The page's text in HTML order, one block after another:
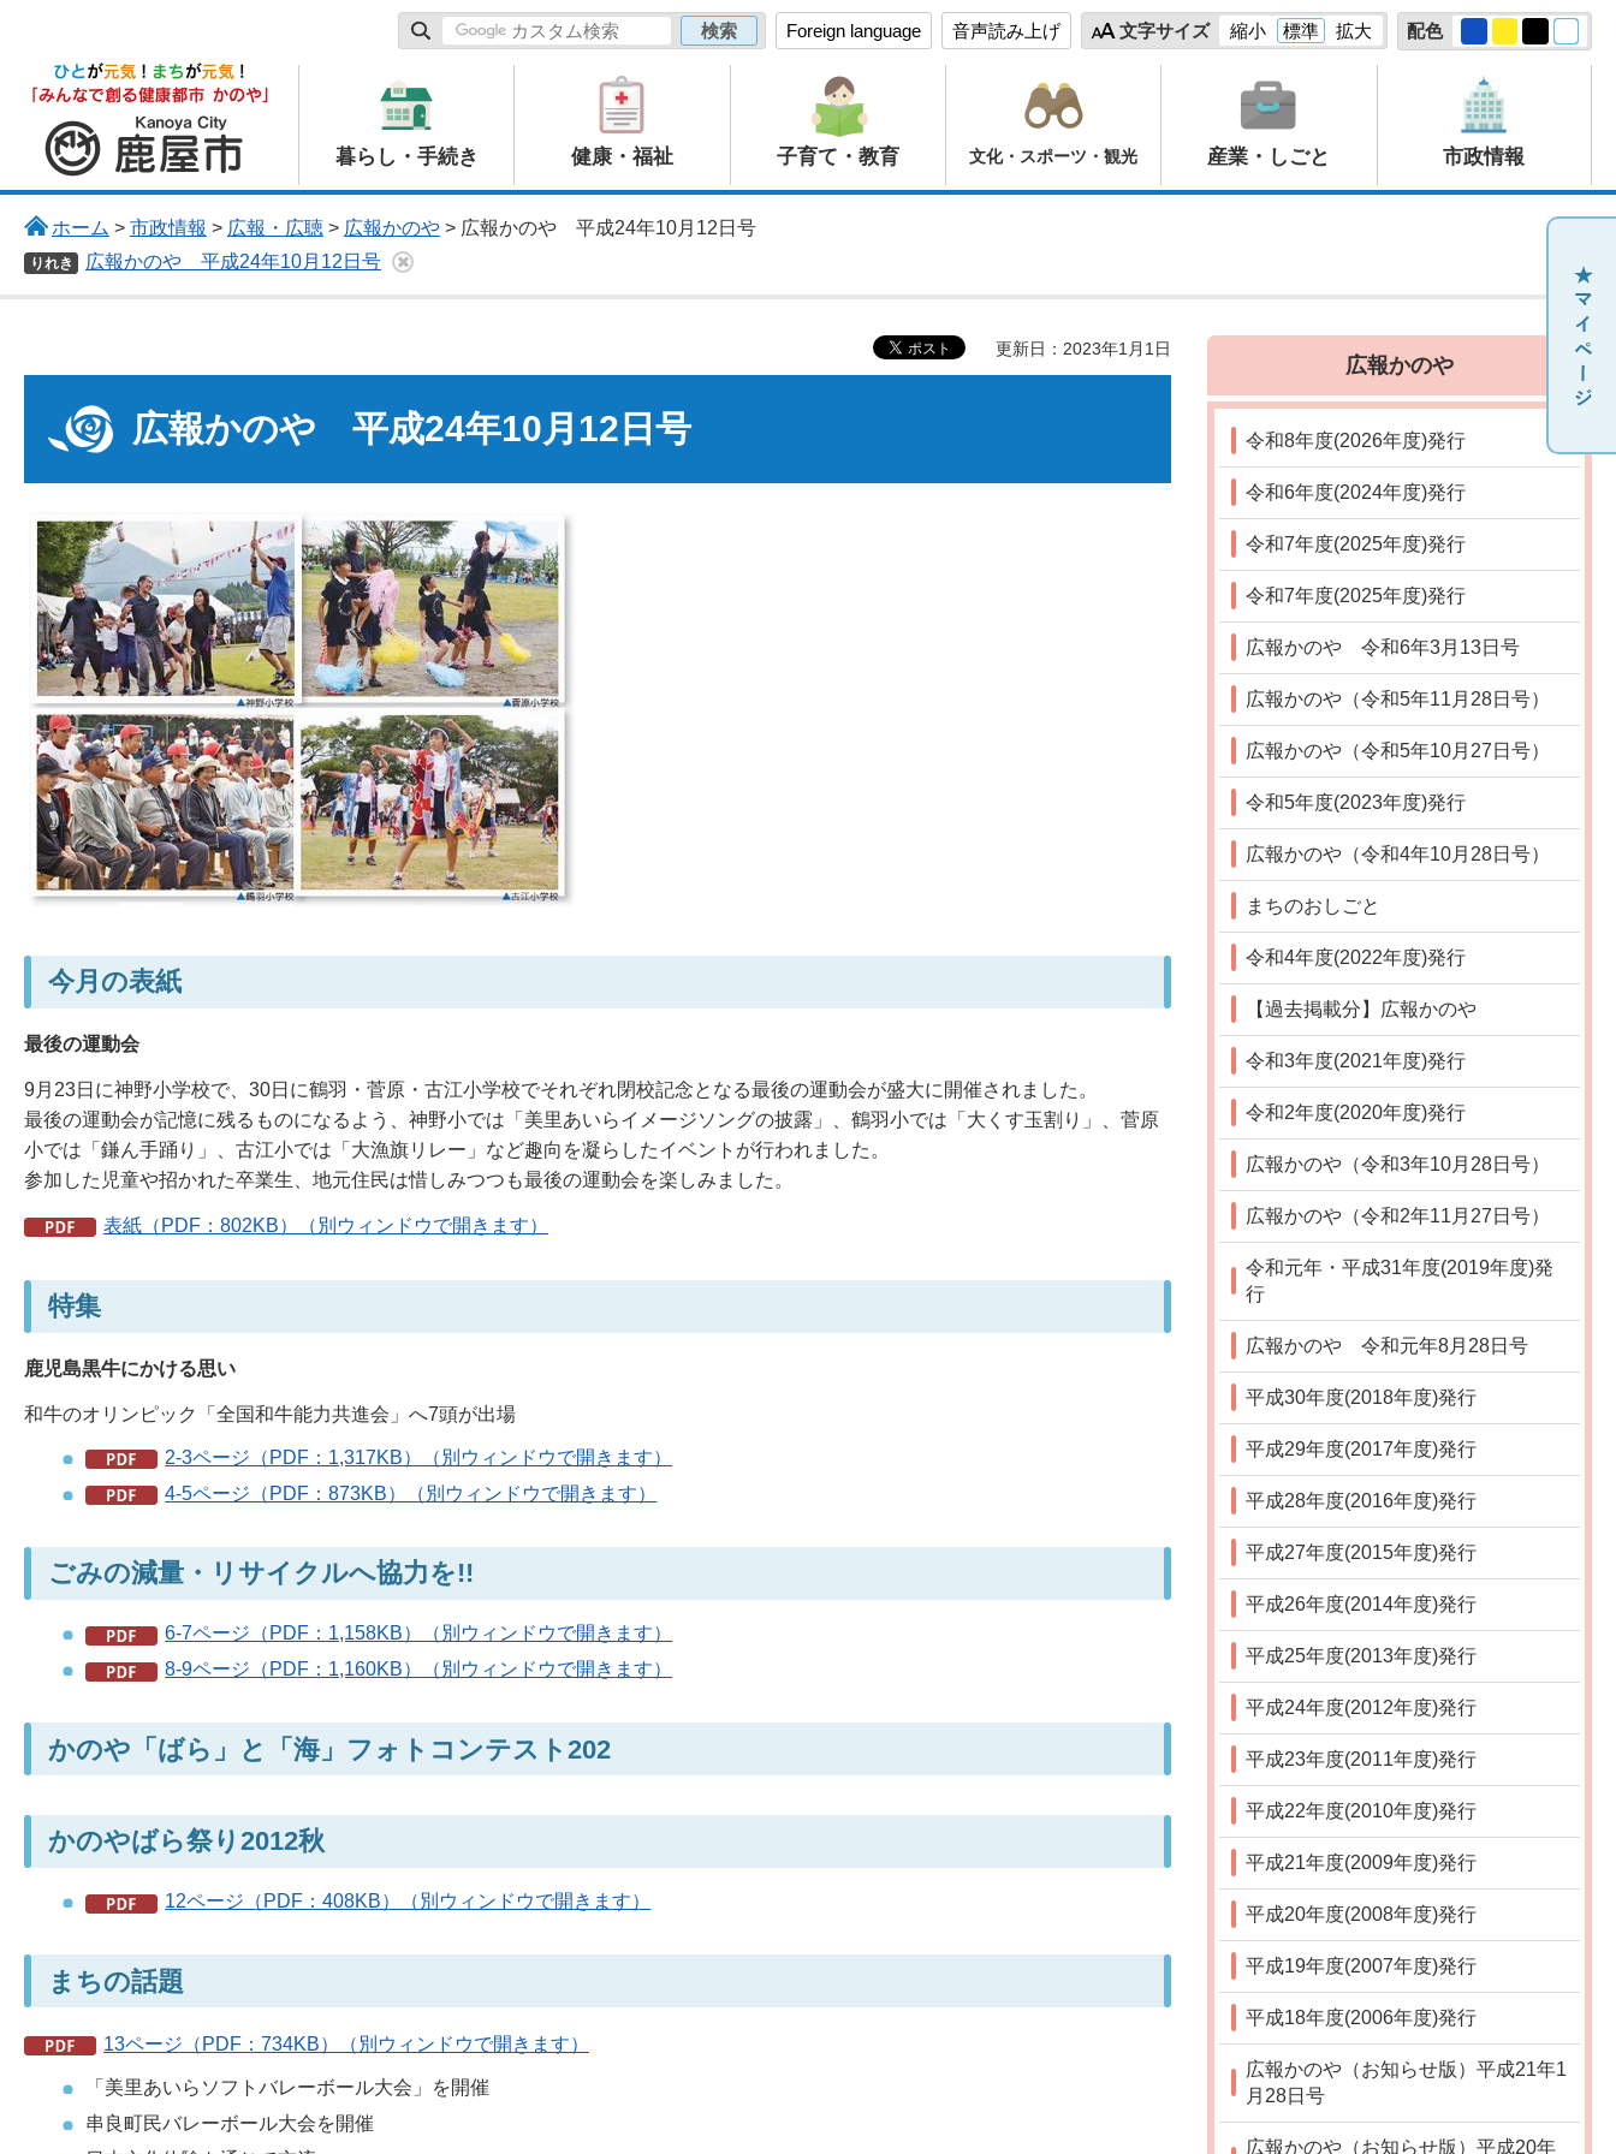
Foreign language 音声読み上げ 文字サイズ 縮小 標準 拡大 配色
鹿屋市
暮らし・手続き 健康・福祉 子育て・教育 文化・スポーツ・観光 産業・しごと 市政情報
ホーム > 市政情報 > 広報・広聴> 広報かのや> 広報かのや 平成24年10月12日号
りれき 広報かのや 平成24年10月12日号
更新日：2023年1月1日
広報かのや 平成24年10月12日号
今月の表紙
最後の運動会
9月23日に神野小学校で、30日に鶴羽・菅原・古江小学校でそれぞれ閉校記念となる最後の運動会が盛大に開催されました。
最後の運動会が記憶に残るものになるよう、神野小では「美里あいらイメージソングの披露」、鶴羽小では「大くす玉割り」、菅原
小では「鎌ん手踊り」、古江小では「大漁旗リレー」など趣向を凝らしたイベントが行われました。
参加した児童や招かれた卒業生、地元住民は惜しみつつも最後の運動会を楽しみました。
表紙（PDF：802KB）（別ウィンドウで開きます）
特集
鹿児島黒牛にかける思い
和牛のオリンピック「全国和牛能力共進会」へ7頭が出場
2-3ページ（PDF：1,317KB）（別ウィンドウで開きます）
4-5ページ（PDF：873KB）（別ウィンドウで開きます）
ごみの減量・リサイクルへ協力を!!
6-7ページ（PDF：1,158KB）（別ウィンドウで開きます）
8-9ページ（PDF：1,160KB）（別ウィンドウで開きます）
かのや「ばら」と「海」フォトコンテスト202
かのやばら祭り2012秋
12ページ（PDF：408KB）（別ウィンドウで開きます）
まちの話題
13ページ（PDF：734KB）（別ウィンドウで開きます）
「美里あいらソフトバレーボール大会」を開催
串良町民バレーボール大会を開催
広報かのや
令和8年度(2026年度)発行
令和6年度(2024年度)発行
令和7年度(2025年度)発行
令和7年度(2025年度)発行
広報かのや 令和6年3月13日号
広報かのや（令和5年11月28日号）
広報かのや（令和5年10月27日号）
令和5年度(2023年度)発行
広報かのや（令和4年10月28日号）
まちのおしごと
令和4年度(2022年度)発行
【過去掲載分】広報かのや
令和3年度(2021年度)発行
令和2年度(2020年度)発行
広報かのや（令和3年10月28日号）
広報かのや（令和2年11月27日号）
令和元年・平成31年度(2019年度)発
行
広報かのや 令和元年8月28日号
平成30年度(2018年度)発行
平成29年度(2017年度)発行
平成28年度(2016年度)発行
平成27年度(2015年度)発行
平成26年度(2014年度)発行
平成25年度(2013年度)発行
平成24年度(2012年度)発行
平成23年度(2011年度)発行
平成22年度(2010年度)発行
平成21年度(2009年度)発行
平成20年度(2008年度)発行
平成19年度(2007年度)発行
平成18年度(2006年度)発行
広報かのや（お知らせ版）平成21年1
月28日号
広報かのや（お知らせ版）平成20年